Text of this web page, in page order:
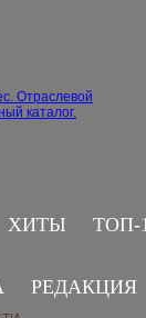
ХИТЫ ТОП-
РЕДАКЦИЯ